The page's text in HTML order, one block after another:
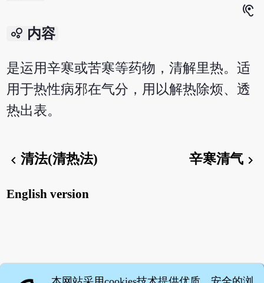
hearing
bubble_chart 内容
是运用辛寒或苦寒等药物，清解里热。适
用于热性病邪在气分，用以解热除烦、透
热出表。
chevron_left清法(清热法) 辛寒清气chevron_right
English version